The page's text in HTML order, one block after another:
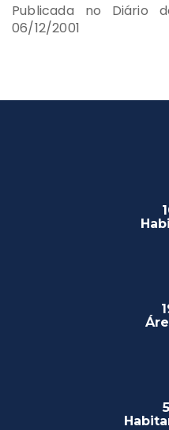
Publicada no Diário
06/12/2001